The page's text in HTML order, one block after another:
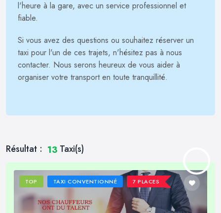
l'heure à la gare, avec un service professionnel et
fiable.
Si vous avez des questions ou souhaitez réserver un
taxi pour l'un de ces trajets, n'hésitez pas à nous
contacter. Nous serons heureux de vous aider à
organiser votre transport en toute tranquillité.
Résultat : 13 Taxi(s)
TOP TAXI CONVENTIONNÉ 7 PLACES